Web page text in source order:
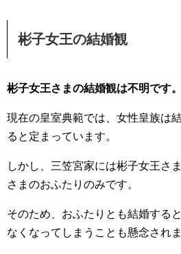
彬子女王の結婚観
彬子女王さまの結婚観は不明です。
現在の皇室典範では、女性皇族は
ると定まっています。
しかし、三笠宮家には彬子女王さ
さまのおふたりのみです。
そのため、おふたりとも結婚する
なくなってしまうことも懸念されま